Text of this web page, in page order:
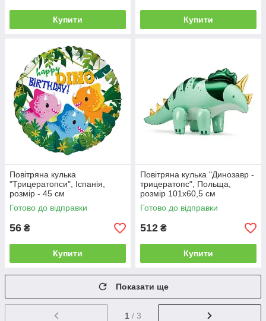
Купити Купити
Повітряна кулька
"Трицератопси", Іспанія,
розмір - 45 см
Готово до відправки
56 ₴
Купити
Повітряна кулька "Динозавр -
трицератопс", Польща,
розмір 101x60,5 см
Готово до відправки
512 ₴
Купити
Показати ще
1 / 3